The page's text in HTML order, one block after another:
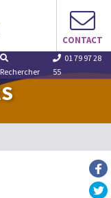
CONTACT
Rechercher
01 79 97 28
55